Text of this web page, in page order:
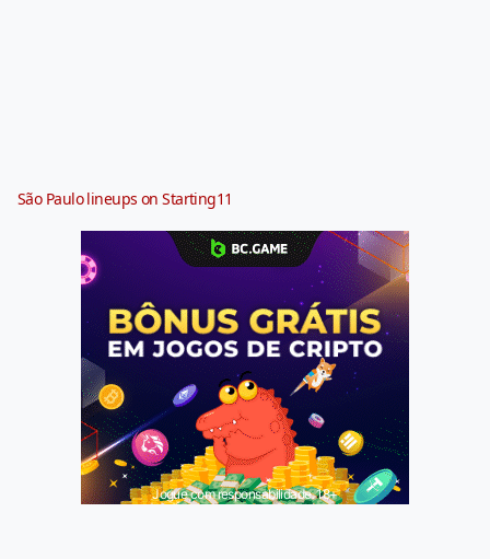
São Paulo lineups on Starting11
Jogue com responsabilidade. 18+